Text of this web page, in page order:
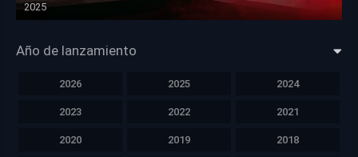
2025
HD 1080p
Año de lanzamiento
2026 2025 2024
2023 2022 2021
2020 2019 2018